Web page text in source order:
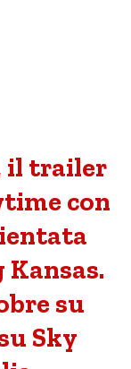
il trailer
con
Kansas.
su
Sky